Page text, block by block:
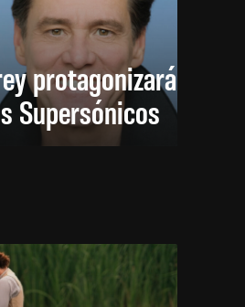
protagonizará
Supersónicos